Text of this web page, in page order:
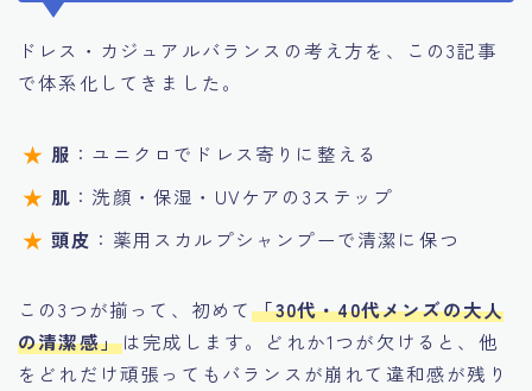
ドレス・カジュアルバランスの考え方を、この3記事
で体系化してきました。
服 ：ユニクロでドレス寄りに整える
肌 ：洗顔・保湿・UVケアの3ステップ
頭皮 ：薬用スカルプシャンプーで清潔に保つ
この3つが揃って、初めて「30代・40代メンズの大人
の清潔感」は完成します。どれか1つが欠けると、他
をどれだけ頑張ってもバランスが崩れて違和感が残り